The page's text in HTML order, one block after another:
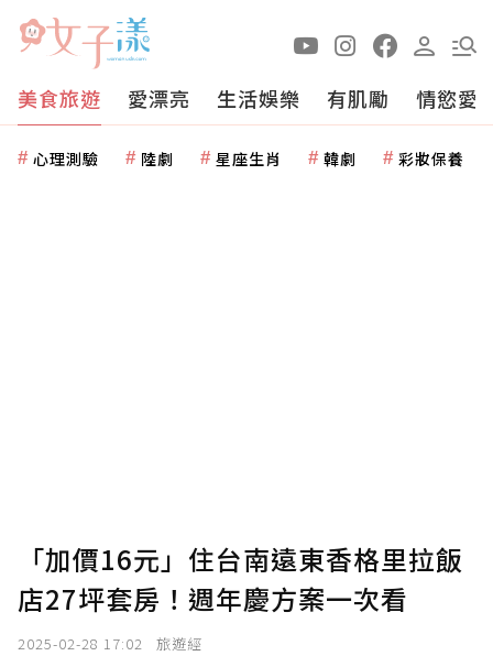
美食旅遊 愛漂亮 生活娛樂 有肌勵 情慾愛
心理測驗 陸劇 星座生肖 韓劇 彩妝保養
「加價16元」住台南遠東香格里拉飯
店27坪套房！週年慶方案一次看
2025-02-28 17:02 旅遊經